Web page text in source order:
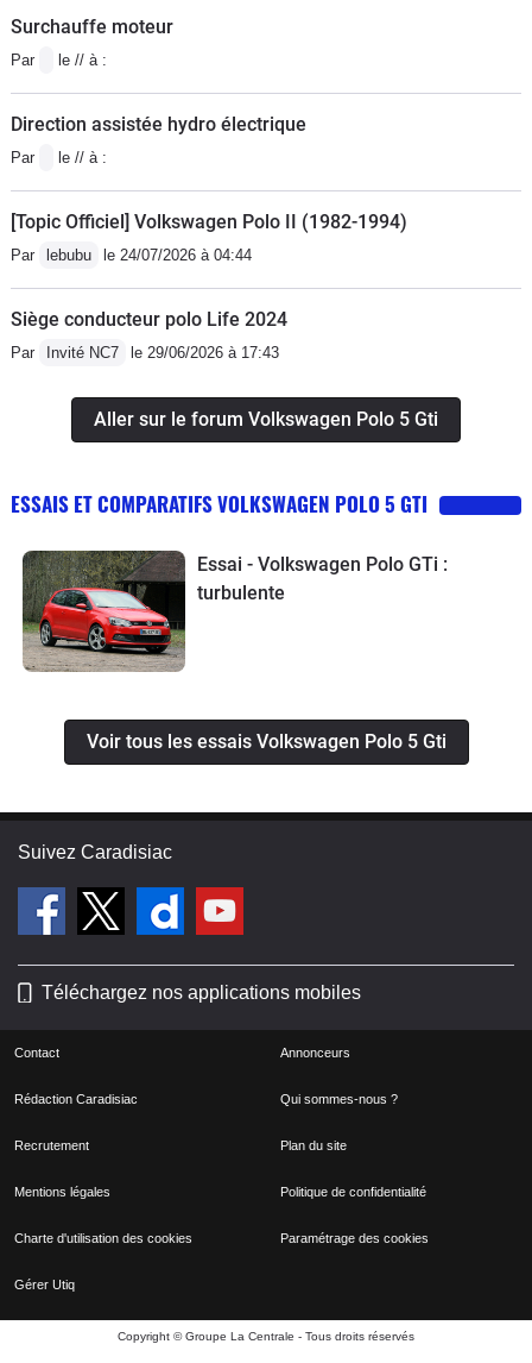
Surchauffe moteur
Par le // à :
Direction assistée hydro électrique
Par le // à :
[Topic Officiel] Volkswagen Polo II (1982-1994)
Par lebubu le 24/07/2026 à 04:44
Siège conducteur polo Life 2024
Par Invité NC7 le 29/06/2026 à 17:43
Aller sur le forum Volkswagen Polo 5 Gti
ESSAIS ET COMPARATIFS VOLKSWAGEN POLO 5 GTI
Essai - Volkswagen Polo GTi :
turbulente
Voir tous les essais Volkswagen Polo 5 Gti
Suivez Caradisiac
Téléchargez nos applications mobiles
Contact Annonceurs
Rédaction Caradisiac Qui sommes-nous ?
Recrutement Plan du site
Mentions légales Politique de confidentialité
Charte d'utilisation des cookies Paramétrage des cookies
Gérer Utiq
Copyright © Groupe La Centrale - Tous droits réservés